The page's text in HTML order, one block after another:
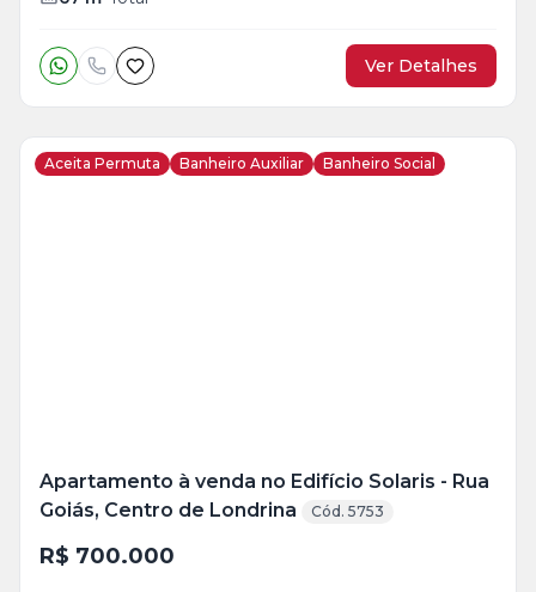
Ver Detalhes
Aceita Permuta Banheiro Auxiliar Banheiro Social
Apartamento à venda no Edifício Solaris - Rua
Goiás, Centro de Londrina
Cód. 5753
R$ 700.000